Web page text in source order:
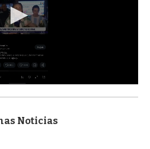
Noticias